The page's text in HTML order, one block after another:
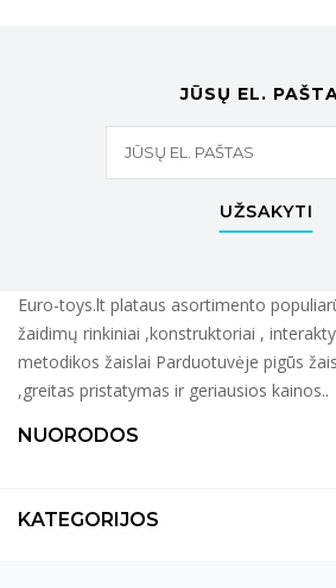
JŪSŲ EL.
UŽSAKYTI
Euro-toys.lt plataus asortimento
žaidimų rinkiniai ,konstruktoriai ,
metodikos žaislai Parduotuvėje pigūs
,greitas pristatymas ir geriausios kainos..
NUORODOS
KATEGORIJOS